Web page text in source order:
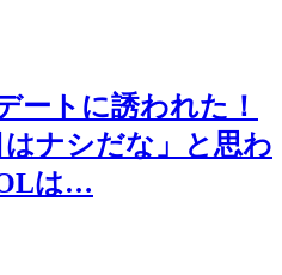
ートに誘われた！
ナシだな」と思わ
は…